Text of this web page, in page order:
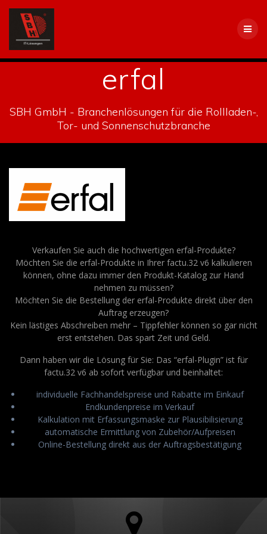
erfal
SBH GmbH - Branchenlösungen für die Rollladen-,
Tor- und Sonnenschutzbranche
Verkaufen Sie auch die hochwertigen erfal-Produkte?
Möchten Sie die erfal-Produkte in Ihrer factu.32 v6 kalkulieren
können, ohne dazu immer den Produkt-Katalog zur Hand
nehmen zu müssen?
Möchten Sie die Bestellung der erfal-Produkte direkt über den
Auftrag erzeugen?
Kein lästiges Abschreiben mehr – Tippfehler können so gar nicht
erst entstehen. Das spart Zeit und Geld.
Dann haben wir die Lösung für Sie: Das “erfal-Plugin” ist für
factu.32 v6 ab sofort verfügbar und beinhaltet:
individuelle Fachhandelspreise und Rabatte im Einkauf
Endkundenpreise im Verkauf
Kalkulation mit Erfassungsmaske zur Plausibilisierung
automatische Ermittlung von Zubehör/Aufpreisen
Online-Bestellung direkt aus der Auftragsbestätigung